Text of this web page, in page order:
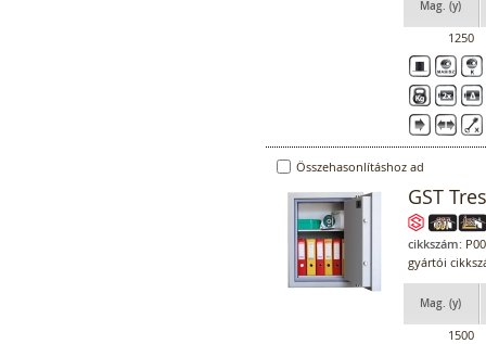
Mag. (y)
1250
Összehasonlításhoz ad
GST
cikkszám:
gyártói
Mag. (y)
1500